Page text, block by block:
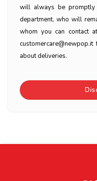
will always be promptly
department, who will
whom you can contact
about deliveries.